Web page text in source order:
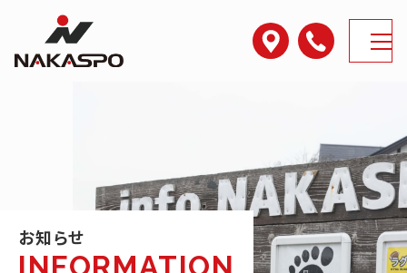
アクセス電話番号
MENU
お知らせ